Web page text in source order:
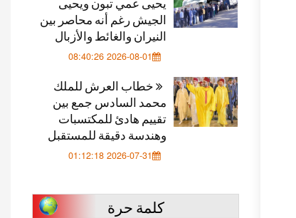
الجيش رغم أنه محاصر بين
النيران والغائط والأزبال
2026-08-01 08:40:26
خطاب العرش للملك
محمد السادس جمع بين
تقييم هادئ للمكتسبات
وهندسة دقيقة للمستقبل
2026-07-31 01:12:18
كلمة حرة